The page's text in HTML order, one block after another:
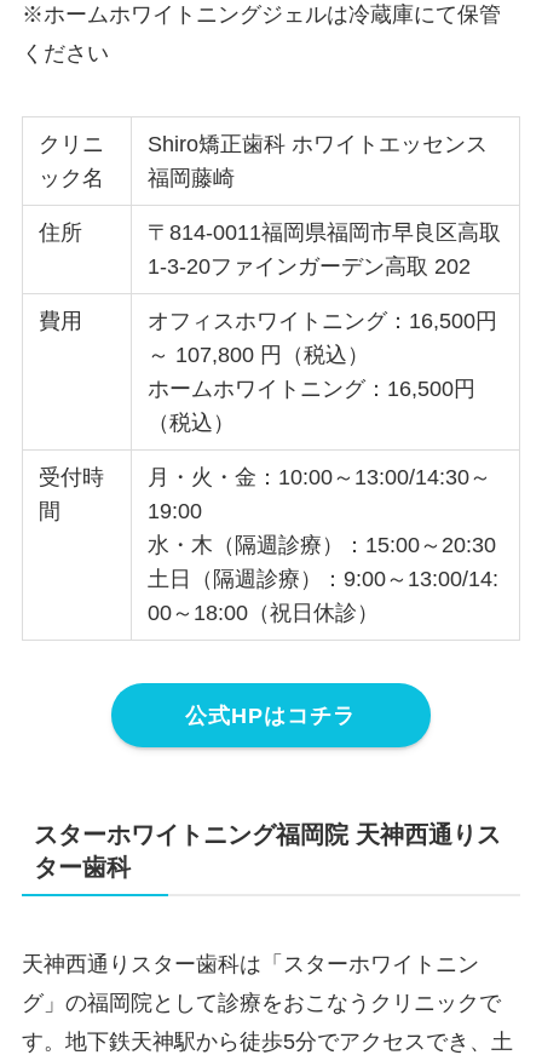
※ホームホワイトニングジェルは冷蔵庫にて保管
ください
クリニ
ック名
Shiro矯正歯科 ホワイトエッセンス
福岡藤崎
住所
〒814-0011福岡県福岡市早良区高取
1-3-20ファインガーデン高取 202
費用
オフィスホワイトニング：16,500円
～ 107,800 円（税込）
ホームホワイトニング：16,500円
（税込）
受付時
間
月・火・金：10:00～13:00/14:30～
19:00
水・木（隔週診療）：15:00～20:30
土日（隔週診療）：9:00～13:00/14:
00～18:00（祝日休診）
公式HPはコチラ
スターホワイトニング福岡院 天神西通りス
ター歯科
天神西通りスター歯科は「スターホワイトニン
グ」の福岡院として診療をおこなうクリニックで
す。地下鉄天神駅から徒歩5分でアクセスでき、土